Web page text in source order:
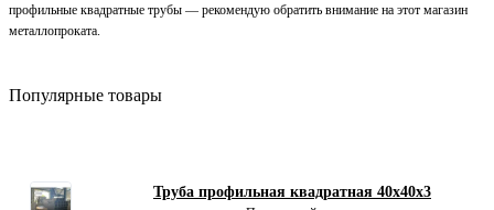
профильные квадратные трубы — рекомендую обратить внимание на этот магазин
металлопроката.
Популярные товары
Труба профильная квадратная 40х40x3